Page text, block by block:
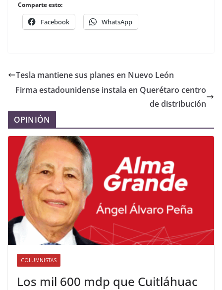
Comparte esto:
Facebook WhatsApp
Tesla mantiene sus planes en Nuevo León
Firma estadounidense instala en Querétaro centro
de distribución
OPINIÓN
COLUMNISTAS
Los mil 600 mdp que Cuitláhuac